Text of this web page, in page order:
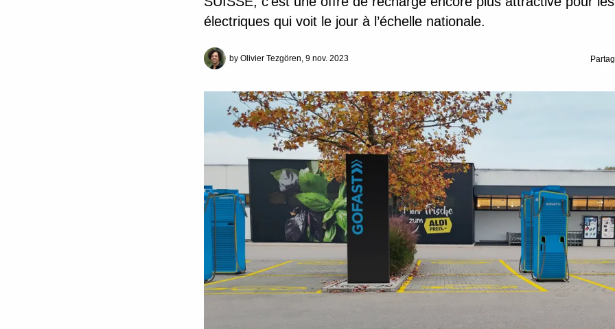
électriques qui voit le jour à l’échelle nationale.
by Olivier Tezgören, 9 nov. 2023